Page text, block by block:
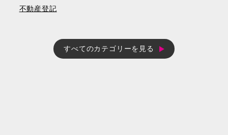
不動産登記
すべてのカテゴリーを見る